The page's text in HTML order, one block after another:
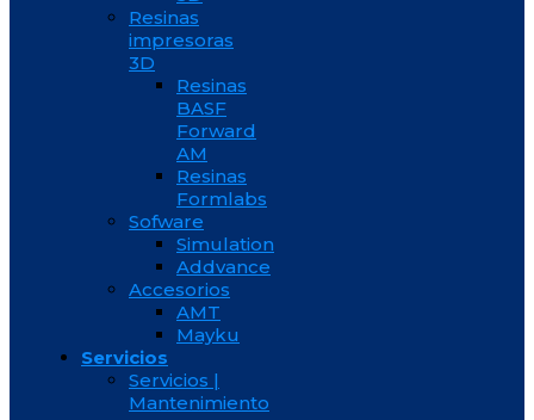
Resinas
impresoras
3D
Resinas
BASF
Forward
AM
Resinas
Formlabs
Sofware
Simulation
Addvance
Accesorios
AMT
Mayku
Servicios
Servicios |
Mantenimiento